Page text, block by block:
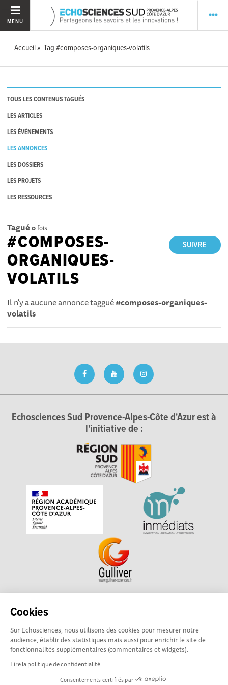
Cookies
Sur Echosciences, nous utilisons des cookies pour mesurer notre
audience, établir des statistiques mais aussi pour enrichir le site de
fonctionnalités supplémentaires (commentaires et widgets).
Lire la politique de confidentialité
Consentements certifiés par
MENU
Accueil Tag #composes-organiques-volatils
TOUS LES CONTENUS TAGUÉS
LES ARTICLES
LES ÉVÉNEMENTS
LES ANNONCES
LES DOSSIERS
LES PROJETS
LES RESSOURCES
Tagué 0fois
SUIVRE
#COMPOSES-
ORGANIQUES-
VOLATILS
Il n'y a aucune annonce taggué#composes-organiques-
volatils
Echosciences Sud Provence-Alpes-Côte d'Azur est à
l'initiative de :
Echosciences Sud Provence-Alpes-Côte d'Azur est à
académique pour la Recherche et l'Innovation Provence-
Alpes-Côte d'Azur. La plateforme est mise en oeuvre pour
vous parGulliver